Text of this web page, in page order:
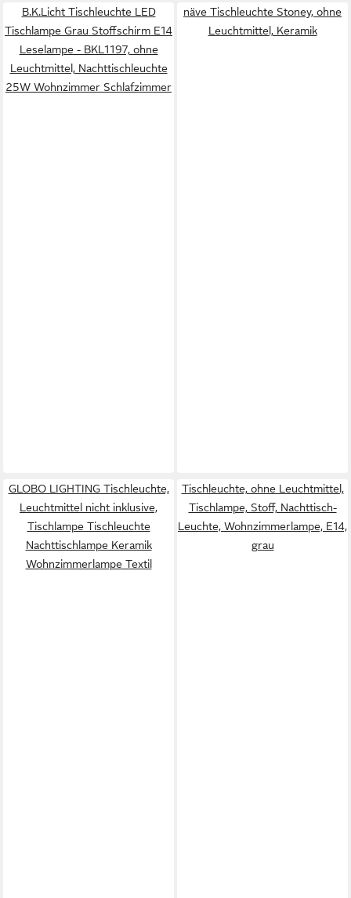
B.K.Licht Tischleuchte LED
Tischlampe Grau Stoffschirm E14
Leselampe - BKL1197, ohne
Leuchtmittel, Nachttischleuchte
25W Wohnzimmer Schlafzimmer
näve Tischleuchte Stoney, ohne
Leuchtmittel, Keramik
GLOBO LIGHTING Tischleuchte,
Leuchtmittel nicht inklusive,
Tischlampe Tischleuchte
Nachttischlampe Keramik
Wohnzimmerlampe Textil
Tischleuchte, ohne Leuchtmittel,
Tischlampe, Stoff, Nachttisch-
Leuchte, Wohnzimmerlampe, E14,
grau